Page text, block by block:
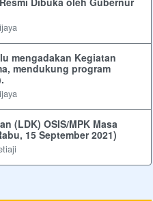
mengadakan Kegiatan
mendukung program
(LDK) OSIS/MPK Masa
15 September 2021)